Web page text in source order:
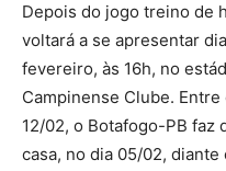
Depois do jogo treino de
voltará a se apresentar
fevereiro, às 16h, no
Campinense Clube.
12/02, o Botafogo-PB faz
casa, no dia 05/02,